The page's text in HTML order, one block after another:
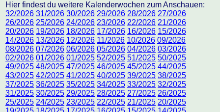
Hier findest du weitere Kalenderwochen zum Anschauen:
32/2026 31/2026 30/2026 29/2026 28/2026 27/2026
26/2026 25/2026 24/2026 23/2026 22/2026 21/2026
20/2026 19/2026 18/2026 17/2026 16/2026 15/2026
14/2026 13/2026 12/2026 11/2026 10/2026 09/2026
08/2026 07/2026 06/2026 05/2026 04/2026 03/2026
02/2026 01/2026 01/2025 52/2025 51/2025 50/2025
49/2025 48/2025 47/2025 46/2025 45/2025 44/2025
43/2025 42/2025 41/2025 40/2025 39/2025 38/2025
37/2025 36/2025 35/2025 34/2025 33/2025 32/2025
31/2025 30/2025 29/2025 28/2025 27/2025 26/2025
25/2025 24/2025 23/2025 22/2025 21/2025 20/2025